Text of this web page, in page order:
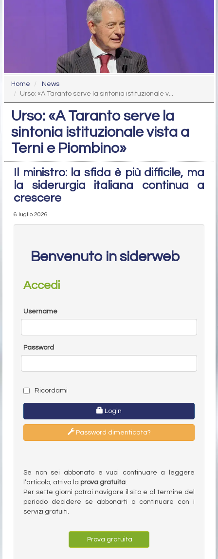
Home
News
Urso: «A Taranto serve la sintonia istituzionale v...
Urso: «A Taranto serve la
sintonia istituzionale vista a
Terni e Piombino»
Il ministro: la sfida è più difficile, ma
la siderurgia italiana continua a
crescere
6 luglio 2026
Benvenuto in siderweb
Accedi
Username
Password
Ricordami
Login
Password dimenticata?
Se non sei abbonato e vuoi continuare a leggere
l’articolo, attiva la prova gratuita.
Per sette giorni potrai navigare il sito e al termine del
periodo decidere se abbonarti o continuare con i
servizi gratuiti.
Prova gratuita